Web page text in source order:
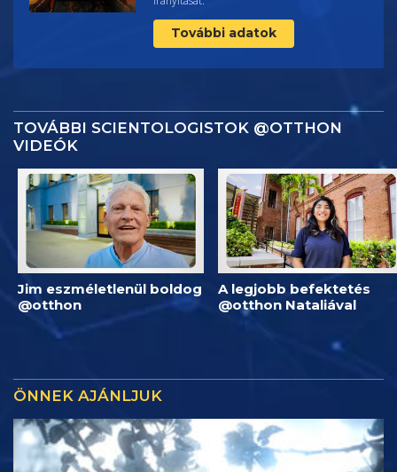
További adatok
TOVÁBBI SCIENTOLOGISTOK @OTTHON
VIDEÓK
Jim eszméletlenül boldog
@otthon
A legjobb befektetés
@otthon Nataliával
ÖNNEK AJÁNLJUK